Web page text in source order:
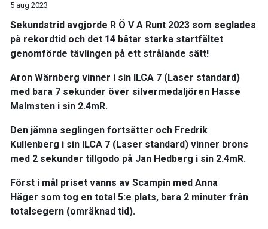
5 aug 2023
Sekundstrid avgjorde R Ö V A Runt 2023 som seglades
på rekordtid och det 14 båtar starka startfältet
genomförde tävlingen på ett strålande sätt!
Aron Wärnberg vinner i sin ILCA 7 (Laser standard)
med bara 7 sekunder över silvermedaljören Hasse
Malmsten i sin 2.4mR.
Den jämna seglingen fortsätter och Fredrik
Kullenberg i sin ILCA 7 (Laser standard) vinner brons
med 2 sekunder tillgodo på Jan Hedberg i sin 2.4mR.
Först i mål priset vanns av Scampin med Anna
Häger som tog en total 5:e plats, bara 2 minuter från
totalsegern (omräknad tid).